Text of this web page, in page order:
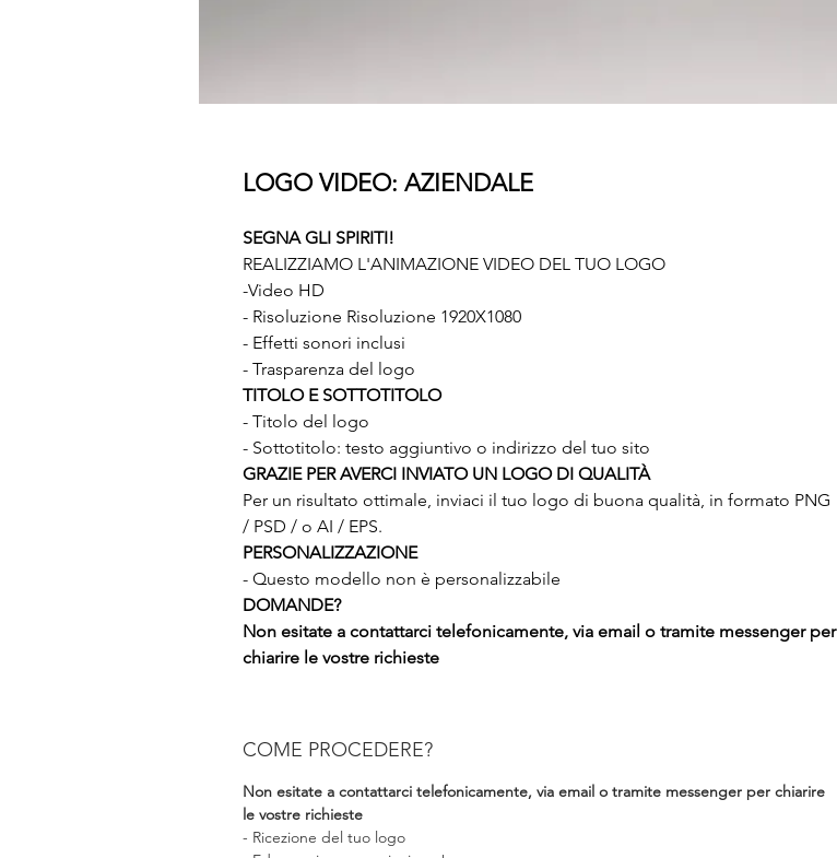
LOGO VIDEO: AZIENDALE
SEGNA GLI SPIRITI!
REALIZZIAMO L'ANIMAZIONE VIDEO DEL TUO LOGO
-Video HD
- Risoluzione Risoluzione 1920X1080
- Effetti sonori inclusi
- Trasparenza del logo
TITOLO E SOTTOTITOLO
- Titolo del logo
- Sottotitolo: testo aggiuntivo o indirizzo del tuo sito
GRAZIE PER AVERCI INVIATO UN LOGO DI QUALITÀ
Per un risultato ottimale, inviaci il tuo logo di buona qualità, in formato PNG
/ PSD / o AI / EPS.
PERSONALIZZAZIONE
- Questo modello non è personalizzabile
DOMANDE?
Non esitate a contattarci telefonicamente, via email o tramite messenger per
chiarire le vostre richieste
COME PROCEDERE?
Non esitate a contattarci telefonicamente, via email o tramite messenger per chiarire
le vostre richieste
- Ricezione del tuo logo